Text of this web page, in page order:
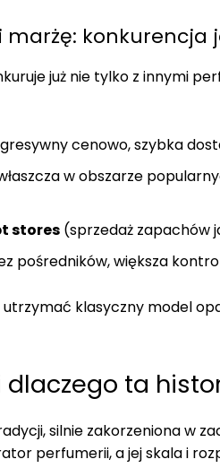
konkurencja
już nie tylko z innymi
cenowo, szybka
w obszarze
stores (sprzedaż zapachów
pośredników, większa
klasyczny model
dlaczego ta
silnie zakorzeniona w
perfumerii, a jej skala i